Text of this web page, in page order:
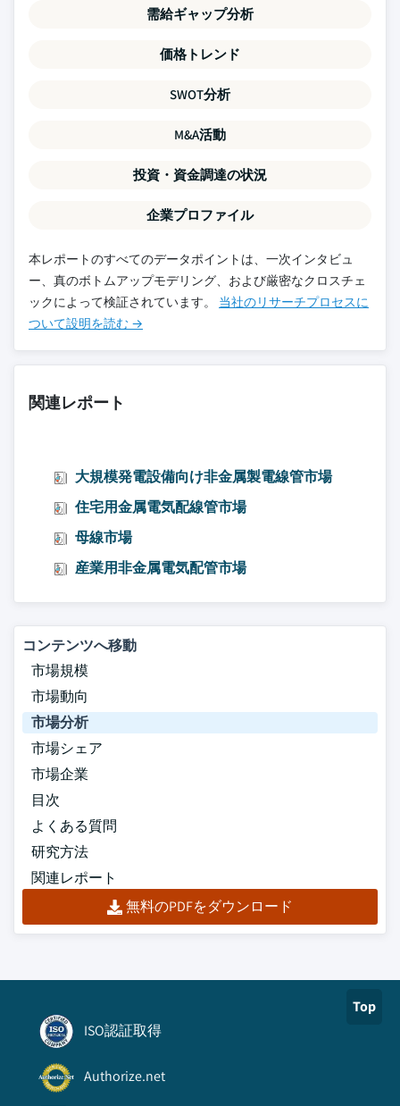
需給ギャップ分析
価格トレンド
SWOT分析
M&A活動
投資・資金調達の状況
企業プロファイル
本レポートのすべてのデータポイントは、一次インタビュ
ー、真のボトムアップモデリング、および厳密なクロスチェ
ックによって検証されています。 当社のリサーチプロセスに
ついて設明を読む →
関連レポート
大規模発電設備向け非金属製電線管市場
住宅用金属電気配線管市場
母線市場
産業用非金属電気配管市場
コンテンツへ移動
市場規模
市場動向
市場分析
市場シェア
市場企業
目次
よくある質問
研究方法
関連レポート
無料のPDFをダウンロード
Top
ISO認証取得
Authorize.net